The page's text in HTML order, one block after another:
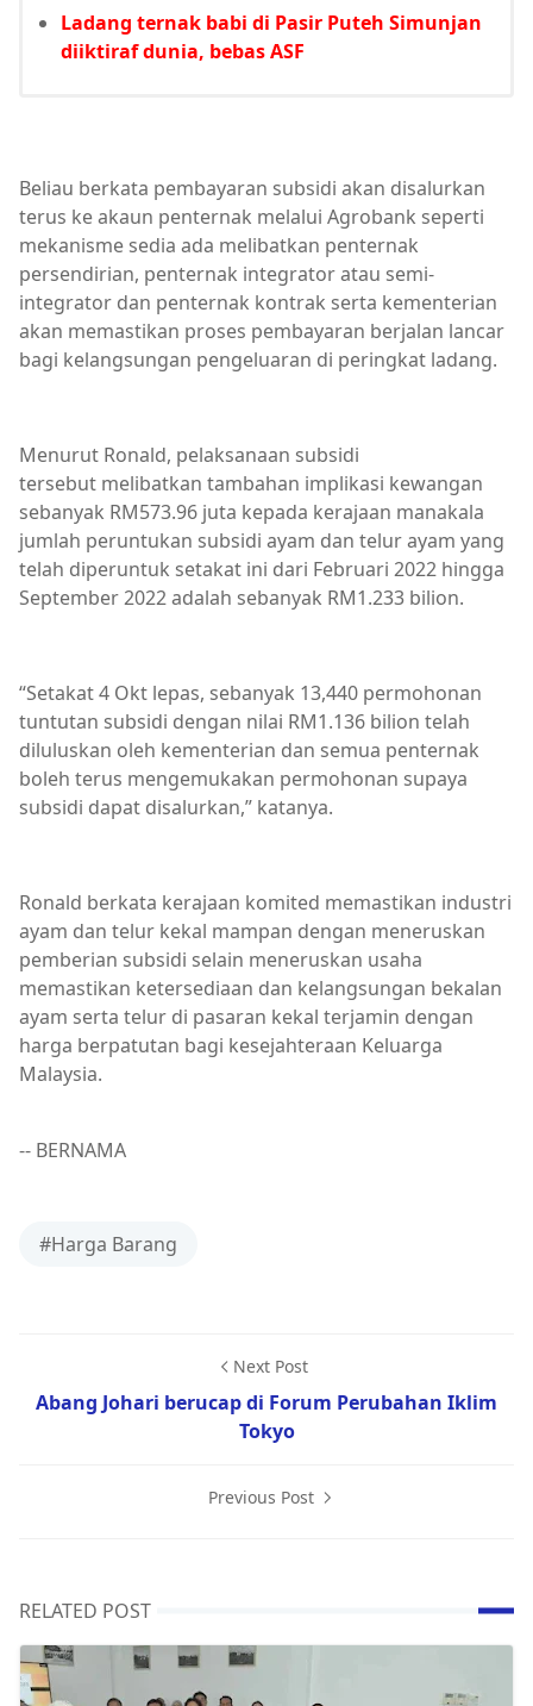
Ladang ternak babi di Pasir Puteh Simunjan
diiktiraf dunia, bebas ASF
Beliau berkata pembayaran subsidi akan disalurkan
terus ke akaun penternak melalui Agrobank seperti
mekanisme sedia ada melibatkan penternak
persendirian, penternak integrator atau semi-
integrator dan penternak kontrak serta kementerian
akan memastikan proses pembayaran berjalan lancar
bagi kelangsungan pengeluaran di peringkat ladang.
Menurut Ronald, pelaksanaan subsidi
tersebut melibatkan tambahan implikasi kewangan
sebanyak RM573.96 juta kepada kerajaan manakala
jumlah peruntukan subsidi ayam dan telur ayam yang
telah diperuntuk setakat ini dari Februari 2022 hingga
September 2022 adalah sebanyak RM1.233 bilion.
“Setakat 4 Okt lepas, sebanyak 13,440 permohonan
tuntutan subsidi dengan nilai RM1.136 bilion telah
diluluskan oleh kementerian dan semua penternak
boleh terus mengemukakan permohonan supaya
subsidi dapat disalurkan,” katanya.
Ronald berkata kerajaan komited memastikan industri
ayam dan telur kekal mampan dengan meneruskan
pemberian subsidi selain meneruskan usaha
memastikan ketersediaan dan kelangsungan bekalan
ayam serta telur di pasaran kekal terjamin dengan
harga berpatutan bagi kesejahteraan Keluarga
Malaysia.
-- BERNAMA
#Harga Barang
Next Post
Abang Johari berucap di Forum Perubahan Iklim
Tokyo
Previous Post
RELATED POST